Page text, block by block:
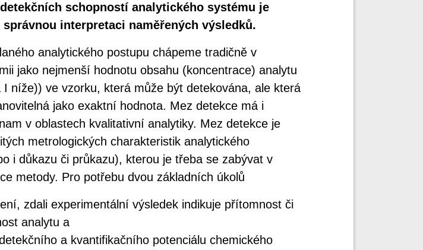
schopností analytického systému je
správnou interpretaci naměřených výsledků.
analytického postupu chápeme tradičně v
jako nejmenší hodnotu obsahu (koncentrace) analytu
I níže)) ve vzorku, která může být detekována, ale která
jako exaktní hodnota. Mez detekce má i
v oblastech kvalitativní analytiky. Mez detekce je
metrologických charakteristik analytického
i důkazu či průkazu), kterou je třeba se zabývat v
metody. Pro potřebu dvou základních úkolů
zdali experimentální výsledek indikuje přítomnost či
analytu a
a kvantifikačního potenciálu chemického